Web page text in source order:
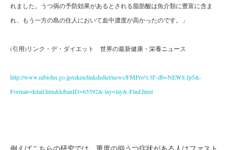
れました。うつ病の予防効果があるとされる脂肪酸は魚介類に豊富に含ま
れ、もう一方の島の住人において血中濃度が高かったのです。」
(引用)リンク・デ・ダイエット 世界の最新健康・栄養ニュース
http://www.nibiohn.go.jp/eiken/linkdediet/news/FMPro%3F-db=NEWS.fp5&-
Format=detail.htm&kibanID=65592&-lay=lay&-Find.html